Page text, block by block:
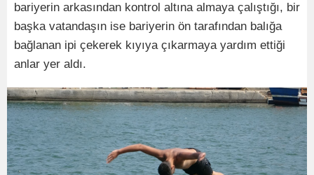
bariyerin arkasından kontrol altına almaya çalıştığı, bir
başka vatandaşın ise bariyerin ön tarafından balığa
bağlanan ipi çekerek kıyıya çıkarmaya yardım ettiği
anlar yer aldı.